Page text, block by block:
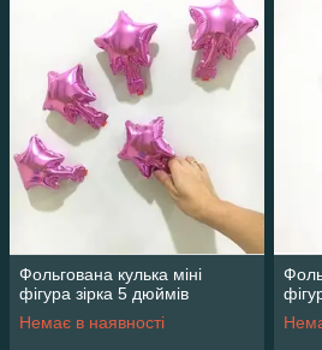
Фольгована кулька міні
фігура зірка 5 дюймів
Немає в наявності